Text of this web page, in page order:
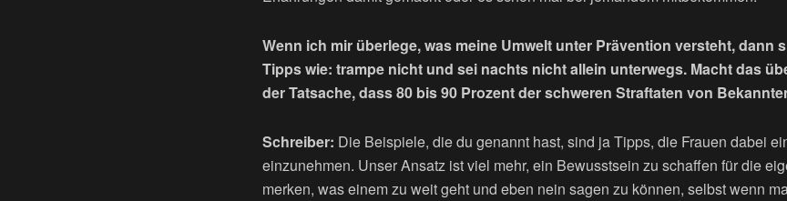
Wenn ich mir überlege, was meine Umwelt unter Prävention versteht, dann
Tipps wie: trampe nicht und sei nachts nicht allein unterwegs. Macht das
der Tatsache, dass 80 bis 90 Prozent der schweren Straftaten von
Schreiber: Die Beispiele, die du genannt hast, sind ja Tipps, die Frauen dabei
einzunehmen. Unser Ansatz ist viel mehr, ein Bewusstsein zu schaffen für die
merken, was einem zu weit geht und eben nein sagen zu können, selbst wenn